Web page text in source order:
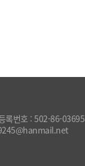
록번호 : 502-86-03695